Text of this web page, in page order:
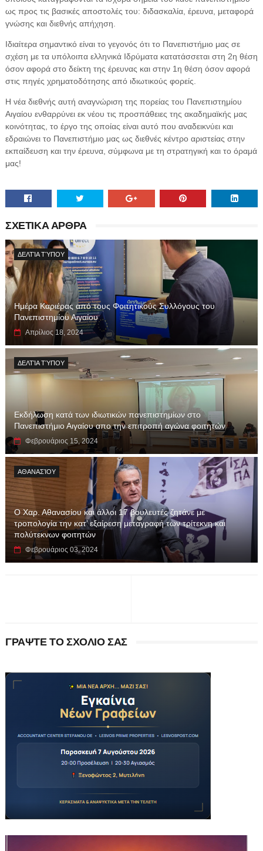
ως προς τις βασικές αποστολές του: διδασκαλία, έρευνα, μεταφορά
γνώσης και διεθνής απήχηση.
Ιδιαίτερα σημαντικό είναι το γεγονός ότι το Πανεπιστήμιο μας σε
σχέση με τα υπόλοιπα ελληνικά Ιδρύματα κατατάσσεται στη 2η θέση
όσον αφορά στο δείκτη της έρευνας και στην 1η θέση όσον αφορά
στις πηγές χρηματοδότησης από ιδιωτικούς φορείς.
Η νέα διεθνής αυτή αναγνώριση της πορείας του Πανεπιστημίου
Αιγαίου ενθαρρύνει εκ νέου τις προσπάθειες της ακαδημαϊκής μας
κοινότητας, το έργο της οποίας είναι αυτό που αναδεικνύει και
εδραιώνει το Πανεπιστήμιο μας ως διεθνές κέντρο αριστείας στην
εκπαίδευση και την έρευνα, σύμφωνα με τη στρατηγική και το όραμά
μας!
ΣΧΕΤΙΚΑ ΑΡΘΡΑ
ΔΕΛΤΊΑ ΤΎΠΟΥ
Ημέρα Καριέρας από τους Φοιτητικούς Συλλόγους του
Πανεπιστημίου Αιγαίου
Απρίλιος 18, 2024
ΔΕΛΤΊΑ ΤΎΠΟΥ
Εκδήλωση κατά των ιδιωτικών πανεπιστημίων στο
Πανεπιστήμιο Αιγαίου απο την επιτροπή αγώνα φοιτητών
Φεβρουάριος 15, 2024
ΑΘΑΝΑΣΊΟΥ
Ο Χαρ. Αθανασίου και άλλοι 17 βουλευτές ζητάνε με
τροπολογία την κατ’ εξαίρεση μεταγραφή των τρίτεκνη και
πολύτεκνων φοιτητών
Φεβρουάριος 03, 2024
ΓΡΑΨΤΕ ΤΟ ΣΧΟΛΙΟ ΣΑΣ